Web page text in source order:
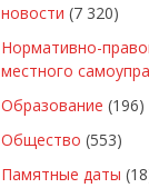
новости (7 320)
Нормативно-
местного
Образование (196)
Общество (553)
Памятные даты